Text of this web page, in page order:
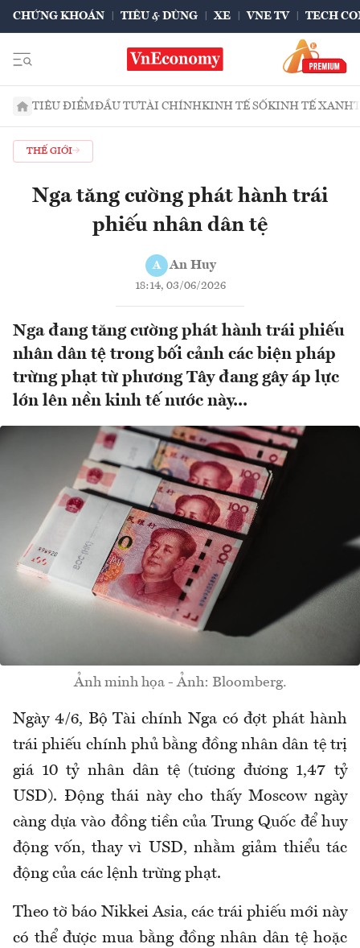
CHỨNG KHOÁN TIÊU & DÙNG XE VNE TV TECH
TIÊU ĐIỂMĐẦU TƯTÀI CHÍNHKINH TẾ SỐKINH TẾ XANH
THẾ GIỚI
Nga tăng cường phát hành trái
phiếu nhân dân tệ
A An Huy
18:14, 03/06/2026
Nga đang tăng cường phát hành trái phiếu
nhân dân tệ trong bối cảnh các biện pháp
trừng phạt từ phương Tây đang gây áp lực
lớn lên nền kinh tế nước này...
Ảnh minh họa - Ảnh: Bloomberg.
Ngày 4/6, Bộ Tài chính Nga có đợt phát hành
trái phiếu chính phủ bằng đồng nhân dân tệ trị
giá 10 tỷ nhân dân tệ (tương đương 1,47 tỷ
USD). Động thái này cho thấy Moscow ngày
càng dựa vào đồng tiền của Trung Quốc để huy
động vốn, thay vì USD, nhằm giảm thiểu tác
động của các lệnh trừng phạt.
Theo tờ báo Nikkei Asia, các trái phiếu mới này
có thể được mua bằng đồng nhân dân tệ hoặc